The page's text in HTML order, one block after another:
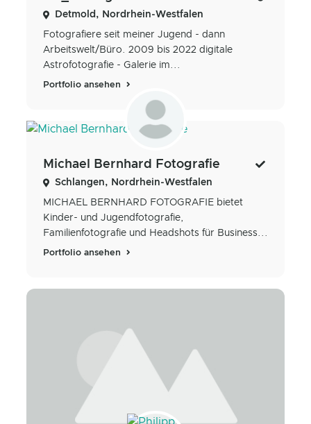
Detmold, Nordrhein-Westfalen
Fotografiere seit meiner Jugend - dann
Arbeitswelt/Büro. 2009 bis 2022 digitale
Astrofotografie - Galerie im...
Portfolio ansehen
Michael Bernhard Fotografie
Schlangen, Nordrhein-Westfalen
MICHAEL BERNHARD FOTOGRAFIE bietet
Kinder- und Jugendfotografie,
Familienfotografie und Headshots für Business...
Portfolio ansehen